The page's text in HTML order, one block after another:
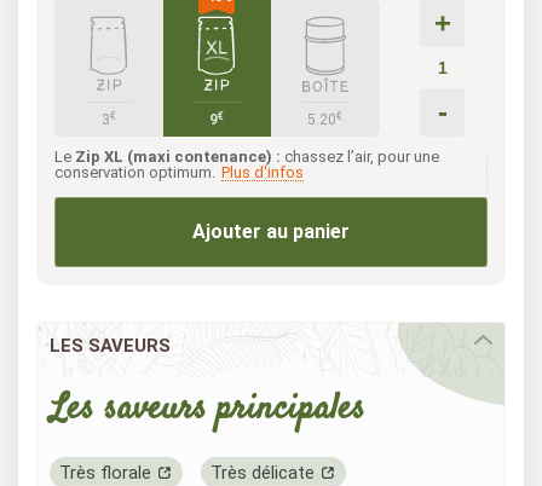
3€ 9€
Le Zip XL (maxi contenance) : chassez l’air, pour une
conservation optimum. Plus d'infos
5.20€
+
-
Ajouter au panier
LES SAVEURS
Les saveurs principales
Très florale Très délicate